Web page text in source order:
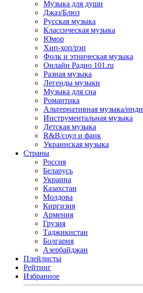
Музыка для души
Джаз/Блюз
Русская музыка
Классическая музыка
Юмор
Хип-хоп/рэп
Фолк и этническая музыка
Онлайн Радио 101.ru
Разная музыка
Легенды музыки
Музыка для сна
Романтика
Альтернативная музыка/инди
Инструментальная музыка
Детская музыка
R&B/cоул и фанк
Украинская музыка
Страны
Россия
Беларусь
Украина
Казахстан
Молдова
Киргизия
Армения
Грузия
Таджикистан
Болгария
Азербайджан
Плейлисты
Рейтинг
Избранное